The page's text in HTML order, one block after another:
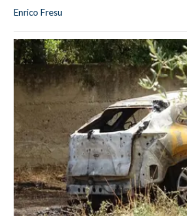
Enrico Fresu